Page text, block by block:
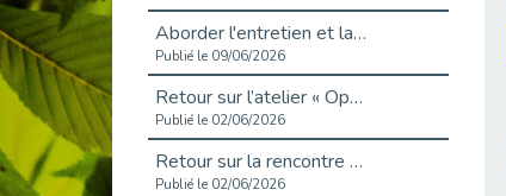
Aborder l'entretien et la situation de handicap en toute confiance
Publié le 09/06/2026
Retour sur l’atelier « Optimiser sa recherche d’emploi »
Publié le 02/06/2026
Retour sur la rencontre entre Cap Emploi 92 et Thales (Campus Meudon)
Publié le 02/06/2026